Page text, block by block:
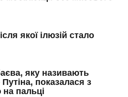
якої ілюзій стало
яку називають
показалася з
пальці